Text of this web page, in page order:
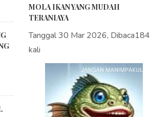
MOLA IKAN YANG MUDAH
TERANIAYA
Tanggal 30 Mar 2026, Dibaca184
kali